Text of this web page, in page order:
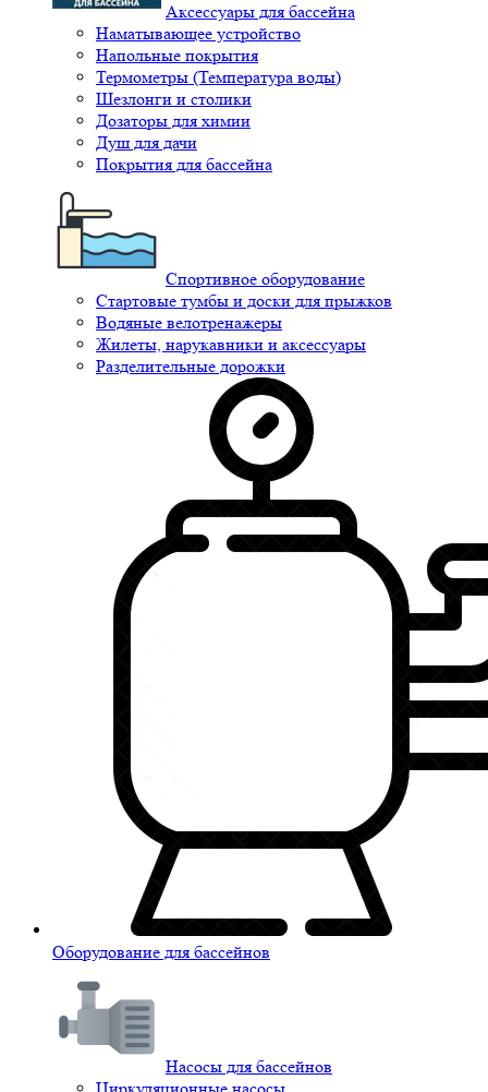
Аксессуары для бассейна
Наматывающее устройство
Напольные покрытия
Термометры (Температура воды)
Шезлонги и столики
Дозаторы для химии
Душ для дачи
Покрытия для бассейна
Спортивное оборудование
Стартовые тумбы и доски для прыжков
Водяные велотренажеры
Жилеты, нарукавники и аксессуары
Разделительные дорожки
Оборудование для бассейнов
Насосы для бассейнов